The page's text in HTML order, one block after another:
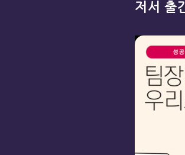
저서 출